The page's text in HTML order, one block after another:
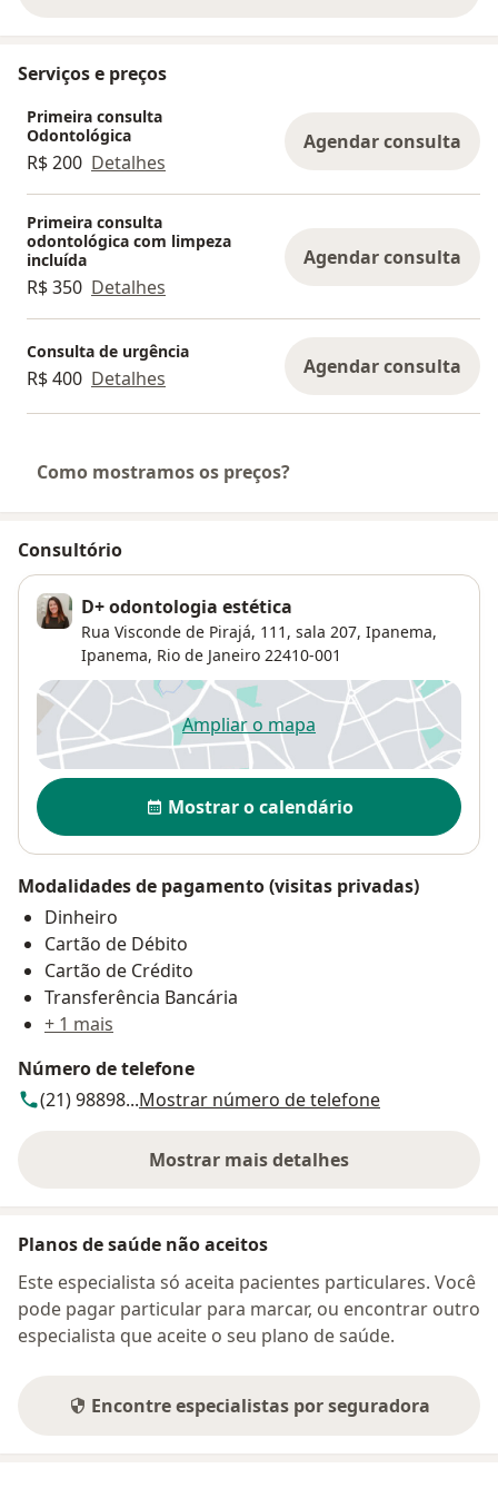
Serviços e preços
Primeira consulta
Odontológica
R$ 200 Detalhes
Agendar consulta
Primeira consulta
odontológica com limpeza
incluída
R$ 350 Detalhes
Agendar consulta
Consulta de urgência
R$ 400 Detalhes Agendar consulta
Como mostramos os preços?
Consultório
D+ odontologia estética
Rua Visconde de Pirajá, 111, sala 207, Ipanema,
Ipanema, Rio de Janeiro 22410-001
Ampliar o mapaabre num novo separador
Disponibilidade
Mostrar o calendário
Modalidades de pagamento (visitas privadas)
Dinheiro
Cartão de Débito
Cartão de Crédito
Transferência Bancária
+ 1 mais
Número de telefone
(21) 98898...Mostrar número de telefone
Mostrar mais detalhes
sobre o endereço
Planos de saúde não aceitos
Este especialista só aceita pacientes particulares. Você
pode pagar particular para marcar, ou encontrar outro
especialista que aceite o seu plano de saúde.
Encontre especialistas por seguradora